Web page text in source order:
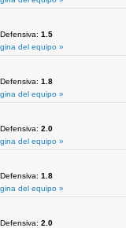
Defensiva: 1.5
del equipo »
Defensiva: 1.8
del equipo »
Defensiva: 2.0
del equipo »
Defensiva: 1.8
del equipo »
Defensiva: 2.0